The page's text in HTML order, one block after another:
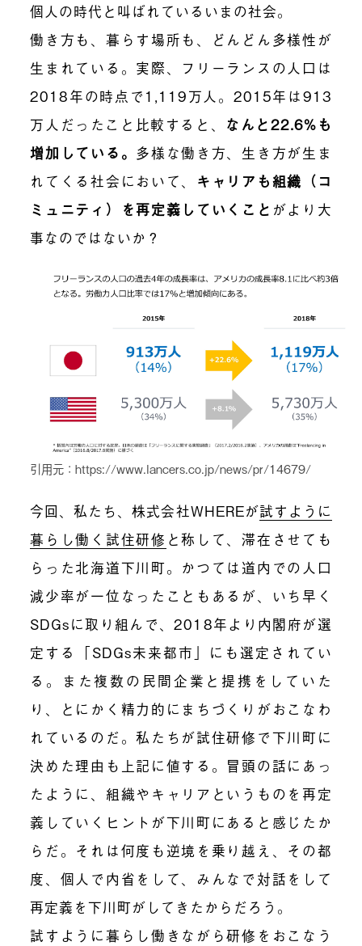
個人の時代と叫ばれているいまの社会。
働き方も、暮らす場所も、どんどん多様性が
生まれている。実際、フリーランスの人口は
2018年の時点で1,119万人。2015年は913
万人だったこと比較すると、 なんと22.6%も
増加している。 多様な働き方、生き方が生ま
れてくる社会において、 キャリアも組織（コ
ミュニティ）を再定義していくこと がより大
事なのではないか？
引用元：https://www.lancers.co.jp/news/pr/14679/
今回、私たち、株式会社WHEREが試すように
暮らし働く試住研修 と称して、滞在させても
らった北海道下川町。かつては道内での人口
減少率が一位なったこともあるが、いち早く
SDGsに取り組んで、2018年より内閣府が選
定する「SDGs未来都市」にも選定されてい
る。また複数の民間企業と提携をしていた
り、とにかく精力的にまちづくりがおこなわ
れているのだ。私たちが試住研修で下川町に
決めた理由も上記に値する。冒頭の話にあっ
たように、組織やキャリアというものを再定
義していくヒントが下川町にあると感じたか
らだ。それは何度も逆境を乗り越え、その都
度、個人で内省をして、みんなで対話をして
再定義を下川町がしてきたからだろう。
試すように暮らし働きながら研修をおこなう